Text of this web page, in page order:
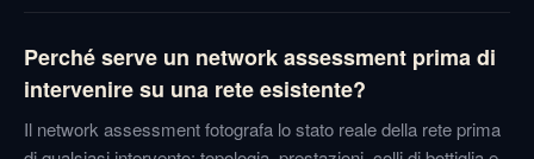
Perché serve un network assessment prima di
intervenire su una rete esistente?
Il network assessment fotografa lo stato reale della rete prima